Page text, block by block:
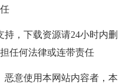
，下载资源请24小时内删
任何法律或连带责任
恶意使用本网站内容者，本